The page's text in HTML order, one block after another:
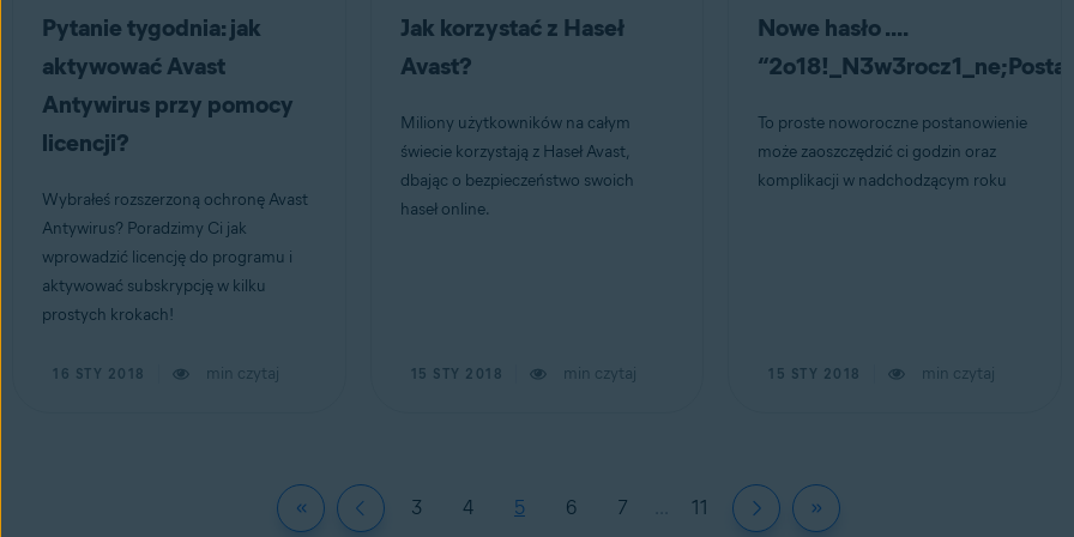
Pytanie tygodnia: jak
aktywować Avast
Antywirus przy pomocy
licencji?
Wybrałeś rozszerzoną ochronę Avast
Antywirus? Poradzimy Ci jak
wprowadzić licencję do programu i
aktywować subskrypcję w kilku
prostych krokach!
16 STY 2018 min czytaj
Jak korzystać z Haseł
Avast?
Miliony użytkowników na całym
świecie korzystają z Haseł Avast,
dbając o bezpieczeństwo swoich
haseł online.
15 STY 2018 min czytaj
Nowe hasło ....
To proste noworoczne postanowienie
może zaoszczędzić ci godzin oraz
komplikacji w nadchodzącym roku
15 STY 2018 min czytaj
3 4 5 6 7 11